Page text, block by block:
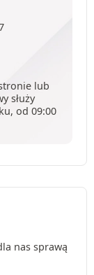
lub
służy
od 09:00
nas sprawą